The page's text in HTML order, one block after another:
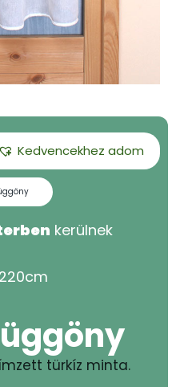
Kedvencekhez adom
kerülnek
220cm
türkíz minta.